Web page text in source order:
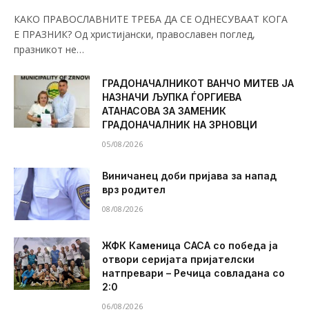
КАКО ПРАВОСЛАВНИТЕ ТРЕБА ДА СЕ ОДНЕСУВААТ КОГА
Е ПРАЗНИК? Од христијански, православен поглед,
празникот не…
ГРАДОНАЧАЛНИКОТ ВАНЧО МИТЕВ ЈА
НАЗНАЧИ ЉУПКА ЃОРГИЕВА
АТАНАСОВА ЗА ЗАМЕНИК
ГРАДОНАЧАЛНИК НА ЗРНОВЦИ
05/08/2026
Виничанец доби пријава за напад
врз родител
08/08/2026
ЖФК Каменица САСА со победа ја
отвори серијата пријателски
натпревари – Речица совладана со
2:0
06/08/2026